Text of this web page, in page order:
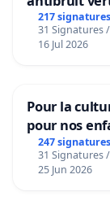
217 signatures
31 Signatures
16 Jul 2026
Pour la
pour nos
247 signatures
31 Signatures
25 Jun 2026